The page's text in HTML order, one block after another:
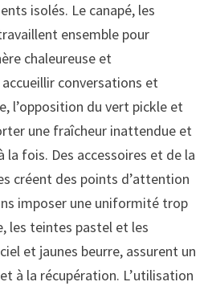
isolés. Le canapé, les
ensemble pour
chaleureuse et
conversations et
l’opposition du vert pickle et
une fraîcheur inattendue et
la fois. Des accessoires et de la
créent des points d’attention
imposer une uniformité trop
les teintes pastel et les
et jaunes beurre, assurent un
à la récupération. L’utilisation